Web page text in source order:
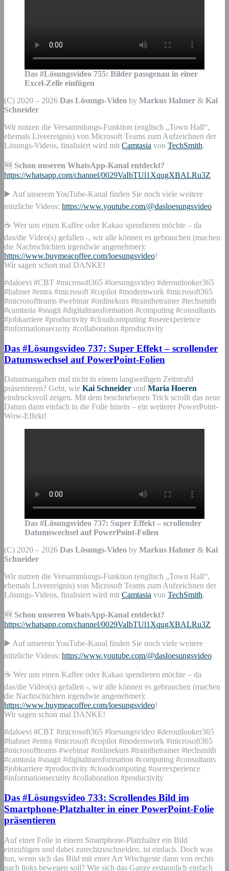
Das #Lösungsvideo 755: Bilder passgenau in einer
Excel-Zelle einfügen
(C) 2020 – 2026 Das Lösungs-Video by Markus Hahner & Kai
Schneider
Wir nutzen die Versammlungs-Funktion (englisch „Town Hall“,
ehemals Liveereignis) von Microsoft Teams zum Aufzeichnen der
Lösungs-Videos, finalisiert wird mit Camtasia von TechSmith.
🆕 Schon unseren WhatsApp-Kanal entdeckt?
https://whatsapp.com/channel/0029VaIbTUl1XqugXBALRu3Z
▶️ Auf unserem YouTube-Kanal finden Sie noch viele weitere
nützliche Videos: https://www.youtube.com/@dasloesungsvideo
☕ Wer uns einen Kaffee oder Kakao spendieren möchte – da
das/die Video(s) gefallen -, wir alle können es gebrauchen (machen
die Nachtschichten irgendwie angenehmer):
https://www.buymeacoffee.com/loesungsvideo!
Wir sagen schon mal DANKE!
#daloevi #CBT #microsoft365 #loesungsvideo #deroutlooker365
#hahner #entra #microsoft #copilot #modernwork #microsoft365
#microsoftteams #webinar #onlinekurs #trainthetrainer #techsmith
#camtasia #snagit #digitaltransformation #computing #consultants
#jobkarriere #productivity #cloudcomputing #userexperience
#informationsecurity #collaboration #productivity
Das #Lösungsvideo 737: Super Effekt – scrollender
Datumswechsel auf PowerPoint-Folien
Datumsangaben mal nicht in einem langweiligen Zeitstrahl
präsentieren? Geht, wie Kai Schneider und Maria Hoeren
eindrucksvoll zeigen. Mit dem beschriebenen Trick scrollt das neue
Datum dann einfach in die Folie hinein – ein weiterer PowerPoint-
Wow-Effekt!
Das #Lösungsvideo 737: Super Effekt – scrollender
Datumswechsel auf PowerPoint-Folien
(C) 2020 – 2026 Das Lösungs-Video by Markus Hahner & Kai
Schneider
Wir nutzen die Versammlungs-Funktion (englisch „Town Hall“,
ehemals Liveereignis) von Microsoft Teams zum Aufzeichnen der
Lösungs-Videos, finalisiert wird mit Camtasia von TechSmith.
🆕 Schon unseren WhatsApp-Kanal entdeckt?
https://whatsapp.com/channel/0029VaIbTUl1XqugXBALRu3Z
▶️ Auf unserem YouTube-Kanal finden Sie noch viele weitere
nützliche Videos: https://www.youtube.com/@dasloesungsvideo
☕ Wer uns einen Kaffee oder Kakao spendieren möchte – da
das/die Video(s) gefallen -, wir alle können es gebrauchen (machen
die Nachtschichten irgendwie angenehmer):
https://www.buymeacoffee.com/loesungsvideo!
Wir sagen schon mal DANKE!
#daloevi #CBT #microsoft365 #loesungsvideo #deroutlooker365
#hahner #entra #microsoft #copilot #modernwork #microsoft365
#microsoftteams #webinar #onlinekurs #trainthetrainer #techsmith
#camtasia #snagit #digitaltransformation #computing #consultants
#jobkarriere #productivity #cloudcomputing #userexperience
#informationsecurity #collaboration #productivity
Das #Lösungsvideo 733: Scrollendes Bild im
Smartphone-Platzhalter in einer PowerPoint-Folie
präsentieren
Auf einer Folie in einem Smartphone-Platzhalter ein Bild
einzufügen und dabei zurechtzuschneiden, ist einfach. Doch was
tun, wenn sich das Bild mit einer Art Wischgeste dann von rechts
nach links bewegen soll? Wie sich das Ganze erstaunlich einfach